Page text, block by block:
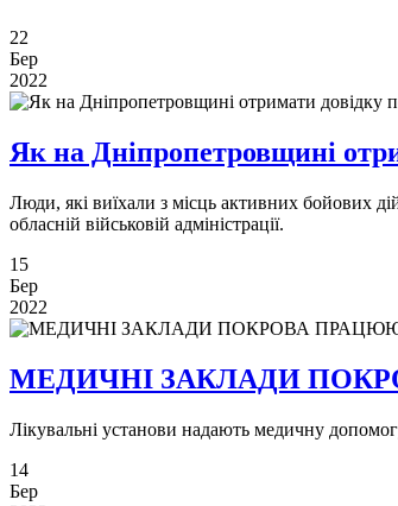
22
Бер
2022
Як на Дніпропетровщині
Люди, які виїхали з місць активних бойових
обласній військовій адміністрації.
15
Бер
2022
МЕДИЧНІ ЗАКЛАДИ
Лікувальні установи надають медичну
14
Бер